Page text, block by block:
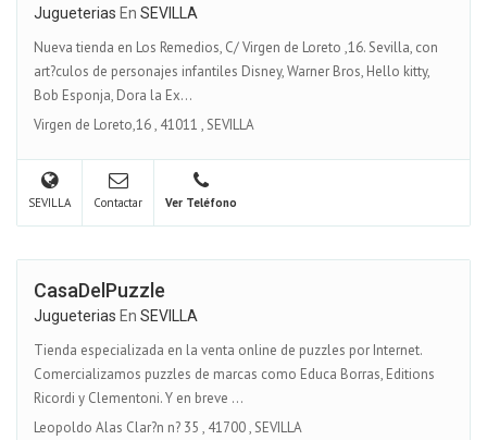
Jugueterias En SEVILLA
Nueva tienda en Los Remedios, C/ Virgen de Loreto ,16. Sevilla, con
art?culos de personajes infantiles Disney, Warner Bros, Hello kitty,
Bob Esponja, Dora la Ex...
Virgen de Loreto,16, 41011 ,SEVILLA
SEVILLA Contactar Ver Teléfono
CasaDelPuzzle
Jugueterias En SEVILLA
Tienda especializada en la venta online de puzzles por Internet.
Comercializamos puzzles de marcas como Educa Borras, Editions
Ricordi y Clementoni. Y en breve ...
Leopoldo Alas Clar?n n? 35 , 41700,SEVILLA